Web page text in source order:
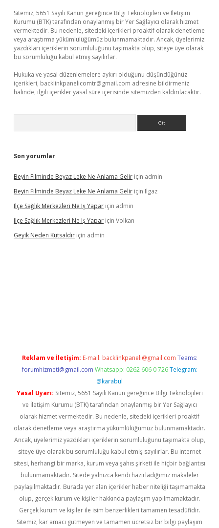
Sitemiz, 5651 Sayılı Kanun gereğince Bilgi Teknolojileri ve İletişim
Kurumu (BTK) tarafından onaylanmış bir Yer Sağlayıcı olarak hizmet
vermektedir. Bu nedenle, sitedeki içerikleri proaktif olarak denetleme
veya araştırma yükümlülüğümüz bulunmamaktadır. Ancak, üyelerimiz
yazdıkları içeriklerin sorumluluğunu taşımakta olup, siteye üye olarak
bu sorumluluğu kabul etmiş sayılırlar.
Hukuka ve yasal düzenlemelere aykırı olduğunu düşündüğünüz
içerikleri, backlinkpanelicomtr@gmail.com adresine bildirmeniz
halinde, ilgili içerikler yasal süre içerisinde sitemizden kaldırılacaktır.
Son yorumlar
Beyin Filminde Beyaz Leke Ne Anlama Gelir için admin
Beyin Filminde Beyaz Leke Ne Anlama Gelir için Ilgaz
Ilçe Sağlık Merkezleri Ne Iş Yapar için admin
Ilçe Sağlık Merkezleri Ne Iş Yapar için Volkan
Geyik Neden Kutsaldır için admin
Reklam ve İletişim: E-mail: backlinkpaneli@gmail.com Teams:
forumhizmeti@gmail.com Whatsapp: 0262 606 0 726 Telegram:
@karabul
Yasal Uyarı: Sitemiz, 5651 Sayılı Kanun gereğince Bilgi Teknolojileri
ve İletişim Kurumu (BTK) tarafından onaylanmış bir Yer Sağlayıcı
olarak hizmet vermektedir. Bu nedenle, sitedeki içerikleri proaktif
olarak denetleme veya araştırma yükümlülüğümüz bulunmamaktadır.
Ancak, üyelerimiz yazdıkları içeriklerin sorumluluğunu taşımakta olup,
siteye üye olarak bu sorumluluğu kabul etmiş sayılırlar. Bu internet
sitesi, herhangi bir marka, kurum veya şahıs şirketi ile hiçbir bağlantısı
bulunmamaktadır. Sitede yalnızca kendi hazırladığımız makaleler
paylaşılmaktadır. Burada yer alan içerikler haber niteliği taşımamakta
olup, gerçek kurum ve kişiler hakkında paylaşım yapılmamaktadır.
Gerçek kurum ve kişiler ile isim benzerlikleri tamamen tesadüfidir.
Sitemiz, kar amacı gütmeyen ve tamamen ücretsiz bir bilgi paylaşım